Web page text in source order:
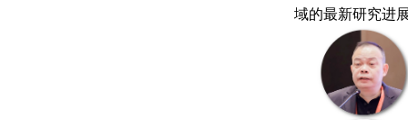
域的最新研究进